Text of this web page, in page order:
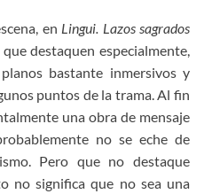
en Lingui. Lazos sagrados
destaquen especialmente,
bastante inmersivos y
puntos de la trama. Al fin
una obra de mensaje
no se eche de
Pero que no destaque
no significa que no sea una